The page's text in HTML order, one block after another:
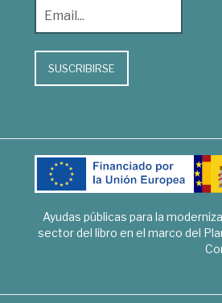
SUSCRIBIRSE
Ayudas públicas para la
sector del libro en el marco del